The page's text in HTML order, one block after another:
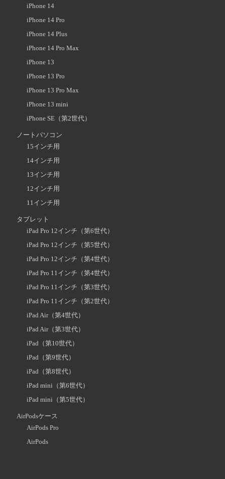
iPhone 14
iPhone 14 Pro
iPhone 14 Plus
iPhone 14 Pro Max
iPhone 13
iPhone 13 Pro
iPhone 13 Pro Max
iPhone 13 mini
iPhone SE（第2世代）
ノートパソコン
15インチ用
14インチ用
13インチ用
12インチ用
11インチ用
タブレット
iPad Pro 12インチ（第6世代）
iPad Pro 12インチ（第5世代）
iPad Pro 12インチ（第4世代）
iPad Pro 11インチ（第4世代）
iPad Pro 11インチ（第3世代）
iPad Pro 11インチ（第2世代）
iPad Air（第4世代）
iPad Air（第3世代）
iPad（第10世代）
iPad（第9世代）
iPad（第8世代）
iPad mini（第6世代）
iPad mini（第5世代）
AirPodsケース
AirPods Pro
AirPods